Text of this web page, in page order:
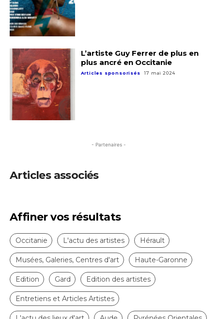
Statut / Organisation
J'accepte lestermes et conditions
* Champ obligatoire
Adresse email*
Prénom
Statut / Organisation
* Champ obligatoire
L’artiste Guy Ferrer de plus en
plus ancré en Occitanie
Articles sponsorisés 17 mai 2024
- Partenaires -
Articles associés
Affiner vos résultats
Occitanie L'actu des artistes Hérault
Musées, Galeries, Centres d'art Haute-Garonne
Edition Gard Edition des artistes
Entretiens et Articles Artistes